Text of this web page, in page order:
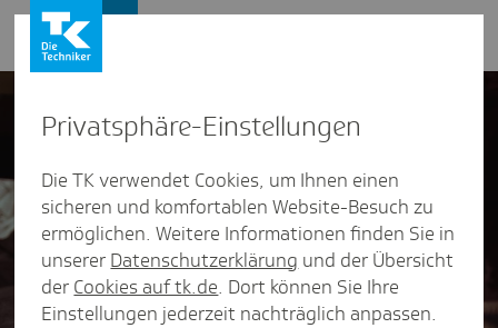
Privat­sphäre-Einstel­lungen
Die TK verwendet Cookies, um Ihnen einen
sicheren und komfortablen Website-Besuch zu
ermöglichen. Weitere Informationen finden Sie in
unserer Datenschutzerklärung und der Übersicht
der Cookies auf tk.de. Dort können Sie Ihre
Einstellungen jederzeit nachträglich anpassen.